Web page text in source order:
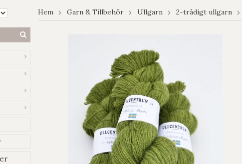
Hem Garn & Tillbehör Ullgarn 2-trådigt ullgarn